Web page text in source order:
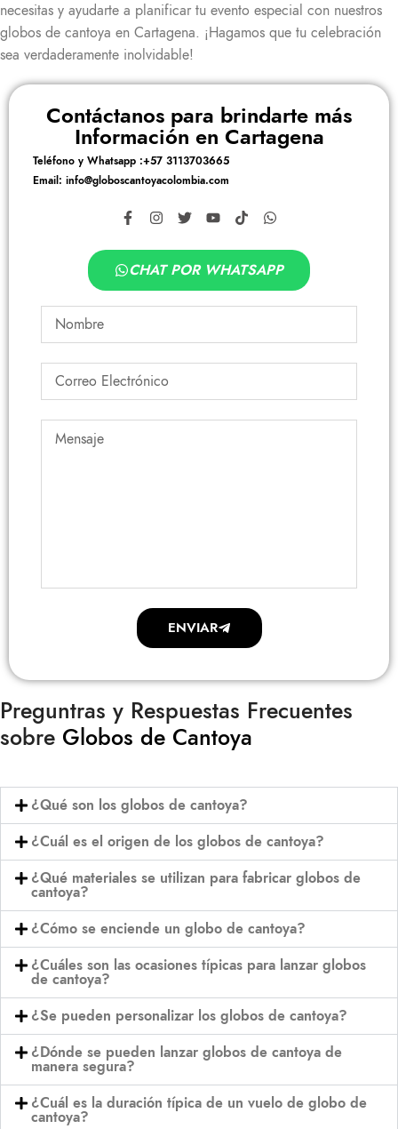
necesitas y ayudarte a planificar tu evento especial con nuestros
globos de cantoya en Cartagena. ¡Hagamos que tu celebración
sea verdaderamente inolvidable!
Contáctanos para brindarte más
Información en Cartagena
Teléfono y Whatsapp :+57 3113703665
Email: info@globoscantoyacolombia.com
CHAT POR WHATSAPP
ENVIAR
Preguntras y Respuestas Frecuentes
sobre Globos de Cantoya
¿Qué son los globos de cantoya?
¿Cuál es el origen de los globos de cantoya?
¿Qué materiales se utilizan para fabricar globos de
cantoya?
¿Cómo se enciende un globo de cantoya?
¿Cuáles son las ocasiones típicas para lanzar globos
de cantoya?
¿Se pueden personalizar los globos de cantoya?
¿Dónde se pueden lanzar globos de cantoya de
manera segura?
¿Cuál es la duración típica de un vuelo de globo de
cantoya?